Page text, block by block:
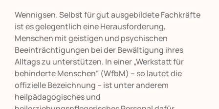
Wennigsen. Selbst für gut ausgebildete Fachkräfte
ist es gelegentlich eine Herausforderung,
Menschen mit geistigen und psychischen
Beeinträchtigungen bei der Bewältigung ihres
Alltags zu unterstützen. In einer „Werkstatt für
behinderte Menschen“ (WfbM) – so lautet die
offizielle Bezeichnung – ist unter anderem
heilpädagogisches und